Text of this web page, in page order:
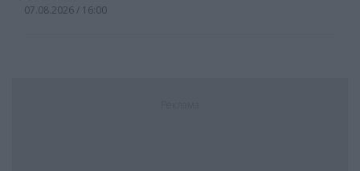
07.08.2026 / 16:00